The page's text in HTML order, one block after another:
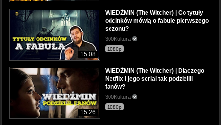
15:08
WIEDŹMIN (The Witcher) | Co tytuły
odcinków mówią o fabule pierwszego
sezonu?
300Kultura
1080p
15:26
WIEDŹMIN (The Witcher) | Dlaczego
Netflix i jego serial tak podzielili
fanów?
300Kultura
1080p